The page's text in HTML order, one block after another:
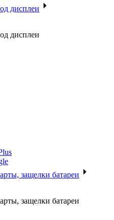
дисплеи
дисплеи
защелки батареи
защелки батареи